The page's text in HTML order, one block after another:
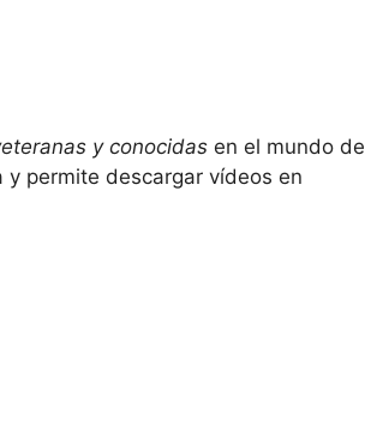
y conocidas en el mundo de
y permite descargar vídeos en